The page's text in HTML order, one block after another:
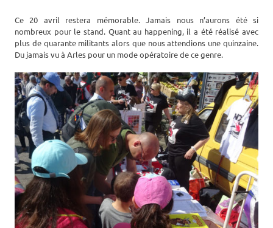
Ce 20 avril restera mémorable. Jamais nous n’aurons été si
nombreux pour le stand. Quant au happening, il a été réalisé avec
plus de quarante militants alors que nous attendions une quinzaine.
Du jamais vu à Arles pour un mode opératoire de ce genre.